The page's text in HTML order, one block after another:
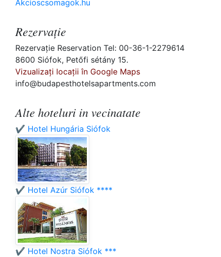
Akcioscsomagok.hu
Rezervaţie
Rezervaţie Reservation Tel: 00-36-1-2279614
8600 Siófok, Petőfi sétány 15.
Vizualizați locații în Google Maps
info@budapesthotelsapartments.com
Alte hoteluri in vecinatate
✔️ Hotel Hungária Siófok
✔️ Hotel Azúr Siófok ****
✔️ Hotel Nostra Siófok ***